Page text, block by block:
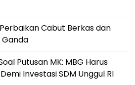
Cabut Berkas dan
Ganda
Putusan MK: MBG Harus
Investasi SDM Unggul RI